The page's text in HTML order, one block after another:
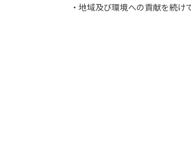
・地域及び環境への貢献を続け